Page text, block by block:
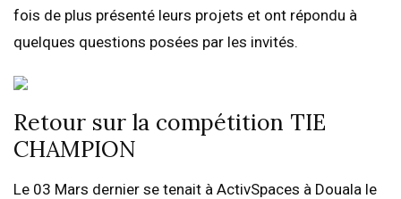
fois de plus présenté leurs projets et ont répondu à
quelques questions posées par les invités.
Retour sur la compétition TIE
CHAMPION
Le 03 Mars dernier se tenait à ActivSpaces à Douala le